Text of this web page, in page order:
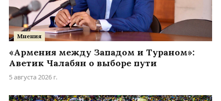
Мнения
«Армения между Западом и Тураном»:
Аветик Чалабян о выборе пути
5 августа 2026 г.